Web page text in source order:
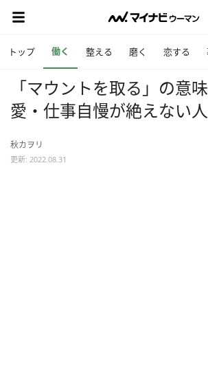
トップ 働く 整える 磨く 恋する
「マウントを取る」の
愛・仕事自慢が絶えない
秋カヲリ
更新: 2022.08.31